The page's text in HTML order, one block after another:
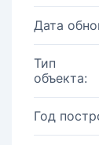
Дата
Тип
объекта:
Год